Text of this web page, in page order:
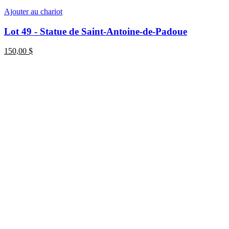
Ajouter au chariot
Lot 49 - Statue de Saint-Antoine-de-Padoue
150,00 $